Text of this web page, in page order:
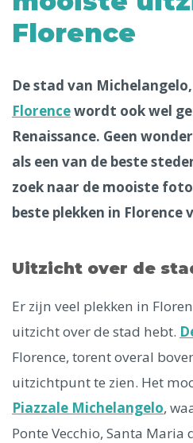
Alle steden
Phoenix
Ålesund
Parijs Tokio Amsterdam
Singapore
Rome Berlijn
Florence
De stad van
Florencewordt ook wel
Renaissance. Geen
als een van de beste
zoek naar de mooiste
beste plekken in
Uitzicht over de
Er zijn veel plekken in
uitzicht over de stad hebt.
Florence, torent overal
uitzichtpunt te zien. Het
Piazzale Michelangelo,
Ponte Vecchio, Santa Maria